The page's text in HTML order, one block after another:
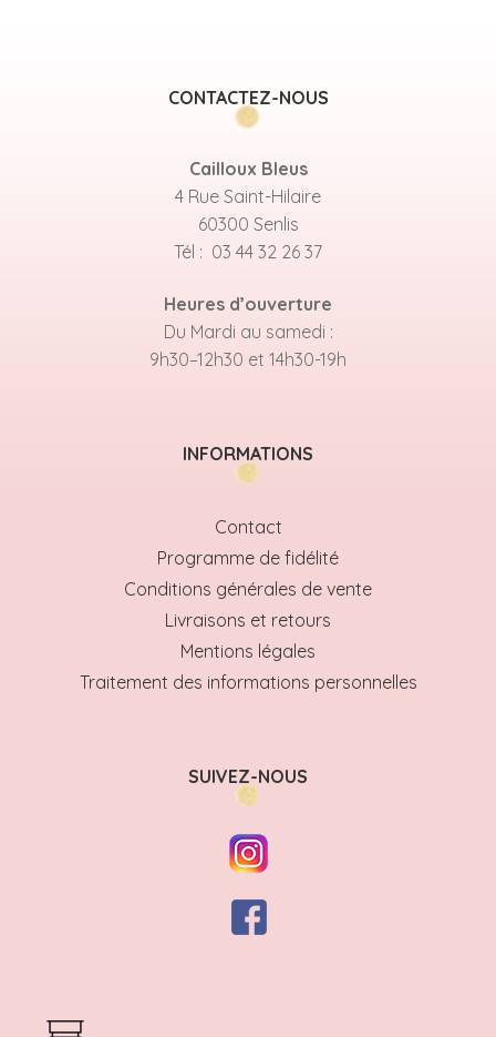
CONTACTEZ-NOUS
Cailloux Bleus
4 Rue Saint-Hilaire
60300 Senlis
Tél : 03 44 32 26 37
Heures d’ouverture
Du Mardi au samedi :
9h30–12h30 et 14h30-19h
INFORMATIONS
Contact
Programme de fidélité
Conditions générales de vente
Livraisons et retours
Mentions légales
Traitement des informations personnelles
SUIVEZ-NOUS